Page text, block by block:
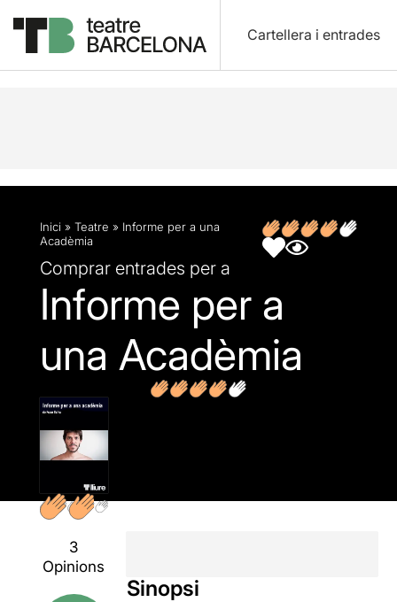
Cartellera i entrades
Descripció Fitxa artística Opinions Articles
Inici » Teatre » Informe per a una
Acadèmia
Comprar entrades per a
Informe per a
una Acadèmia
3
Opinions
Sinopsi